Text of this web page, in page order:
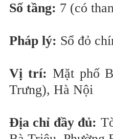
Số tầng: 7 (có
Pháp lý: Sổ đỏ
Vị trí: Mặt phố
Trưng), Hà Nội
Địa chỉ đầy đủ: